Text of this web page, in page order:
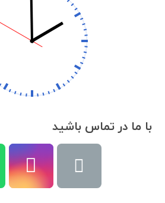
با ما در تماس باشید